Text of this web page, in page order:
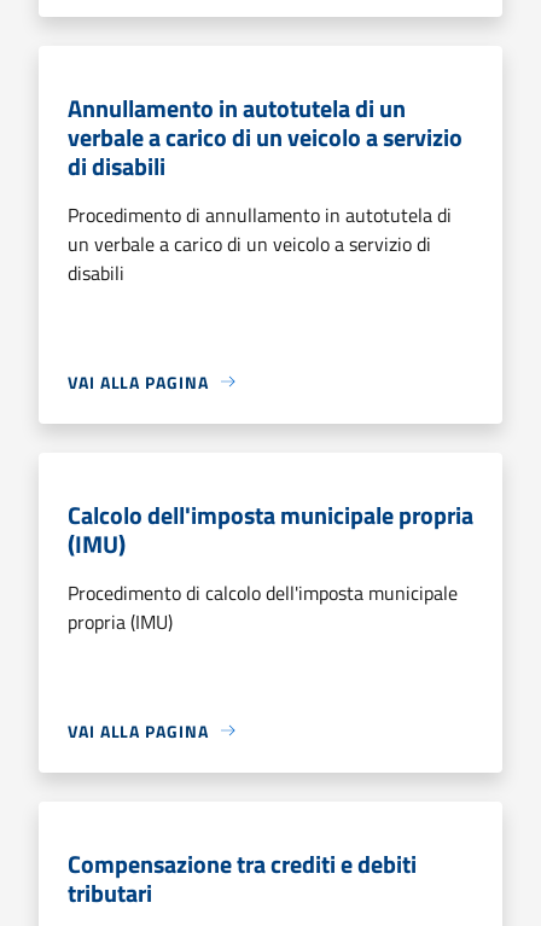
Annullamento in autotutela di un
verbale a carico di un veicolo a servizio
di disabili
Procedimento di annullamento in autotutela di
un verbale a carico di un veicolo a servizio di
disabili
VAI ALLA PAGINA
Calcolo dell'imposta municipale propria
(IMU)
Procedimento di calcolo dell'imposta municipale
propria (IMU)
VAI ALLA PAGINA
Compensazione tra crediti e debiti
tributari